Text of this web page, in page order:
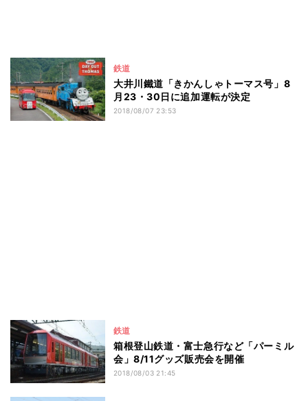
鉄道
大井川鐵道「きかんしゃトーマス号」8
月23・30日に追加運転が決定
2018/08/07 23:53
鉄道
箱根登山鉄道・富士急行など「パーミル
会」8/11グッズ販売会を開催
2018/08/03 21:45